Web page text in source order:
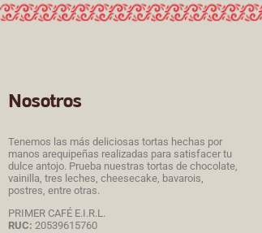
Nosotros
Tenemos las más deliciosas tortas hechas por
manos arequipeñas realizadas para satisfacer tu
dulce antojo. Prueba nuestras tortas de chocolate,
vainilla, tres leches, cheesecake, bavarois,
postres, entre otras.
PRIMER CAFÉ E.I.R.L.
RUC: 20539615760